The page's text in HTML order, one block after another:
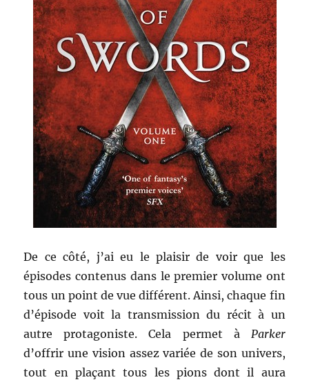
De ce côté, j’ai eu le plaisir de voir que les
épisodes contenus dans le premier volume ont
tous un point de vue différent. Ainsi, chaque fin
d’épisode voit la transmission du récit à un
autre protagoniste. Cela permet à Parker
d’offrir une vision assez variée de son univers,
tout en plaçant tous les pions dont il aura